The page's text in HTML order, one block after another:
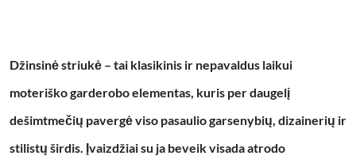
Džinsinė striukė – tai klasikinis ir nepavaldus laikui
moteriško garderobo elementas, kuris per daugelį
dešimtmečių pavergė viso pasaulio garsenybių, dizainerių ir
stilistų širdis. Įvaizdžiai su ja beveik visada atrodo